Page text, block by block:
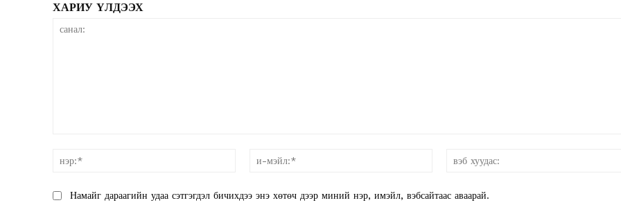
ХАРИУ ҮЛДЭЭХ
Намайг дараагийн удаа сэтгэгдэл бичихдээ энэ хөтөч дээр миний нэр, имэйл, вэбсайтаас аваарай.